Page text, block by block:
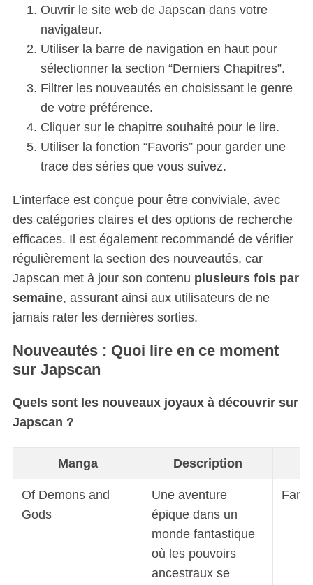
Ouvrir le site web de Japscan dans votre
navigateur.
Utiliser la barre de navigation en haut pour
sélectionner la section “Derniers Chapitres”.
Filtrer les nouveautés en choisissant le genre
de votre préférence.
Cliquer sur le chapitre souhaité pour le lire.
Utiliser la fonction “Favoris” pour garder une
trace des séries que vous suivez.
L’interface est conçue pour être conviviale, avec
des catégories claires et des options de recherche
efficaces. Il est également recommandé de vérifier
régulièrement la section des nouveautés, car
Japscan met à jour son contenu plusieurs fois par
semaine, assurant ainsi aux utilisateurs de ne
jamais rater les dernières sorties.
Nouveautés : Quoi lire en ce moment
sur Japscan
Quels sont les nouveaux joyaux à découvrir sur
Japscan ?
Manga Description
Of Demons and
Gods
Une aventure
épique dans un
monde fantastique
où les pouvoirs
ancestraux se